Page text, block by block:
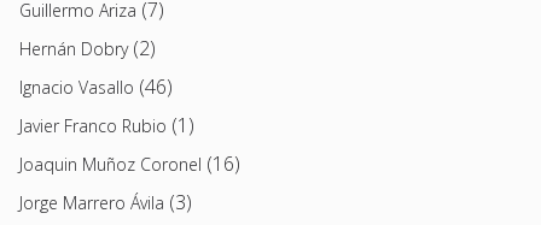
Guillermo Ariza (7)
Hernán Dobry(2)
Ignacio Vasallo (46)
Javier Franco Rubio (1)
Joaquin Muñoz Coronel (16)
Jorge Marrero Ávila (3)